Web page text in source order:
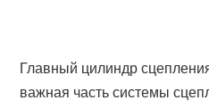
Главный цилиндр
важная часть системы